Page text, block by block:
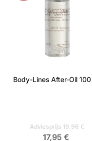
Body-Lines After-Oil
Adviesprijs 19,96 €
17,95 €